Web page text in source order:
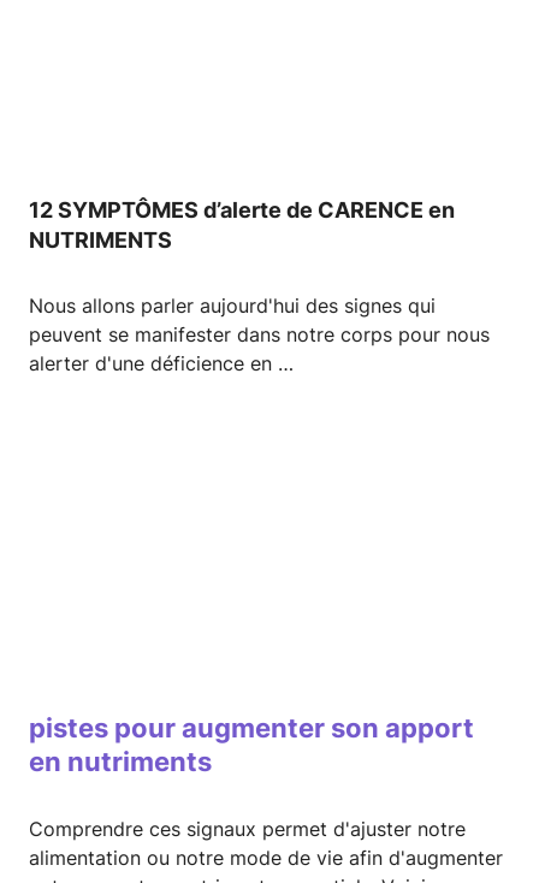
12 SYMPTÔMES d’alerte de CARENCE en
NUTRIMENTS
Nous allons parler aujourd'hui des signes qui
peuvent se manifester dans notre corps pour nous
alerter d'une déficience en …
pistes pour augmenter son apport
en nutriments
Comprendre ces signaux permet d'ajuster notre
alimentation ou notre mode de vie afin d'augmenter